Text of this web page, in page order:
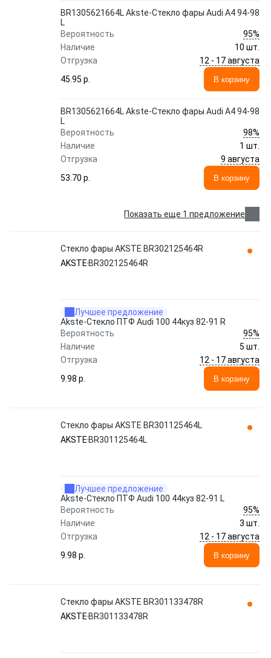
BR1305621664L Akste-Стекло фары Audi A4 94-98
L
Вероятность
95%
Наличие
10 шт.
Отгрузка
12 - 17 августа
45.95 p.
В корзину
BR1305621664L Akste-Стекло фары Audi A4 94-98
L
Вероятность
98%
Наличие
1 шт.
Отгрузка
9 августа
53.70 p.
В корзину
Показать еще 1 предложение
Стекло фары AKSTE BR302125464R
AKSTE BR302125464R
Лучшее предложение
Akste-Стекло ПТФ Audi 100 44куз 82-91 R
Вероятность
95%
Наличие
5 шт.
Отгрузка
12 - 17 августа
9.98 p.
В корзину
Стекло фары AKSTE BR301125464L
AKSTE BR301125464L
Лучшее предложение
Akste-Стекло ПТФ Audi 100 44куз 82-91 L
Вероятность
95%
Наличие
3 шт.
Отгрузка
12 - 17 августа
9.98 p.
В корзину
Стекло фары AKSTE BR301133478R
AKSTE BR301133478R